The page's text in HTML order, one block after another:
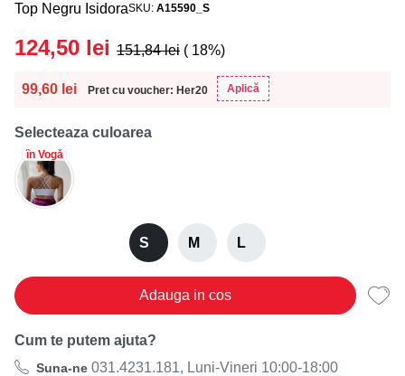
Top Negru IsidoraSKU A15590_S
99,60 lei Pret cu voucher: Her20 Aplică
124,50 lei 151,84lei ( 18%)
Selecteaza culoarea
în Vogă
S M L
Adauga in cos
Cum te putem ajuta?
Suna-ne 031.4231.181, Luni-Vineri 10:00-18:00